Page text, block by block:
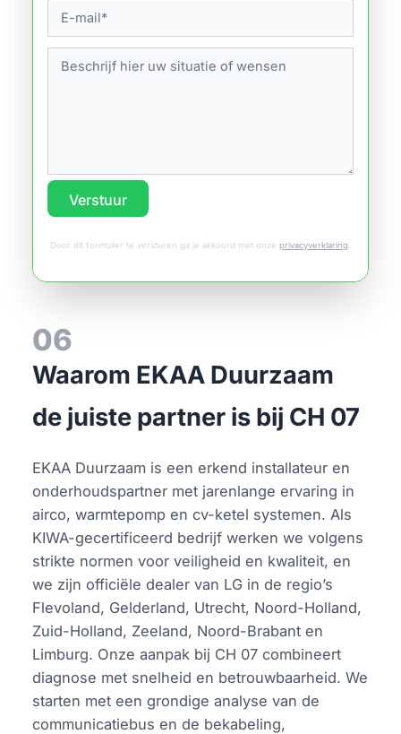
Verstuur
Door dit formulier te versturen ga je akkoord met onze privacyverklaring.
06
Waarom EKAA Duurzaam
de juiste partner is bij CH 07
EKAA Duurzaam is een erkend installateur en
onderhoudspartner met jarenlange ervaring in
airco, warmtepomp en cv-ketel systemen. Als
KIWA-gecertificeerd bedrijf werken we volgens
strikte normen voor veiligheid en kwaliteit, en
we zijn officiële dealer van LG in de regio’s
Flevoland, Gelderland, Utrecht, Noord-Holland,
Zuid-Holland, Zeeland, Noord-Brabant en
Limburg. Onze aanpak bij CH 07 combineert
diagnose met snelheid en betrouwbaarheid. We
starten met een grondige analyse van de
communicatiebus en de bekabeling,